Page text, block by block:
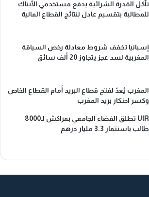
تآكل القدرة الشرائية يدفع مستخدمي الأبناك
للمطالبة بتقسيم عادل لنتائج القطاع المالية
إسبانيا تخفف شروط معادلة رخص السياقة
المغربية لسد عجز يتجاوز 20 ألف سائق
المغرب يُعدّ لفتح قطاع البريد أمام القطاع الخاص
وكسر احتكار بريد المغرب
UIR تطلق الفضاء الجامعي بمراكش لـ8000
طالب باستثمار 3.3 مليار درهم